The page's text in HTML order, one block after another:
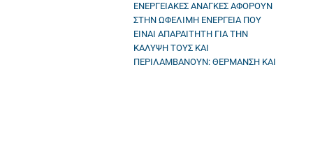
ΕΝΕΡΓΕΙΑΚΕΣ ΑΝΑΓΚΕΣ ΑΦΟΡΟΥΝ
ΣΤΗΝ ΩΦΕΛΙΜΗ ΕΝΕΡΓΕΙΑ ΠΟΥ
ΕΙΝΑΙ ΑΠΑΡΑΙΤΗΤΗ ΓΙΑ ΤΗΝ
ΚΑΛΥΨΗ ΤΟΥΣ ΚΑΙ
ΠΕΡΙΛΑΜΒΑΝΟΥΝ: ΘΕΡΜΑΝΣΗ ΚΑΙ